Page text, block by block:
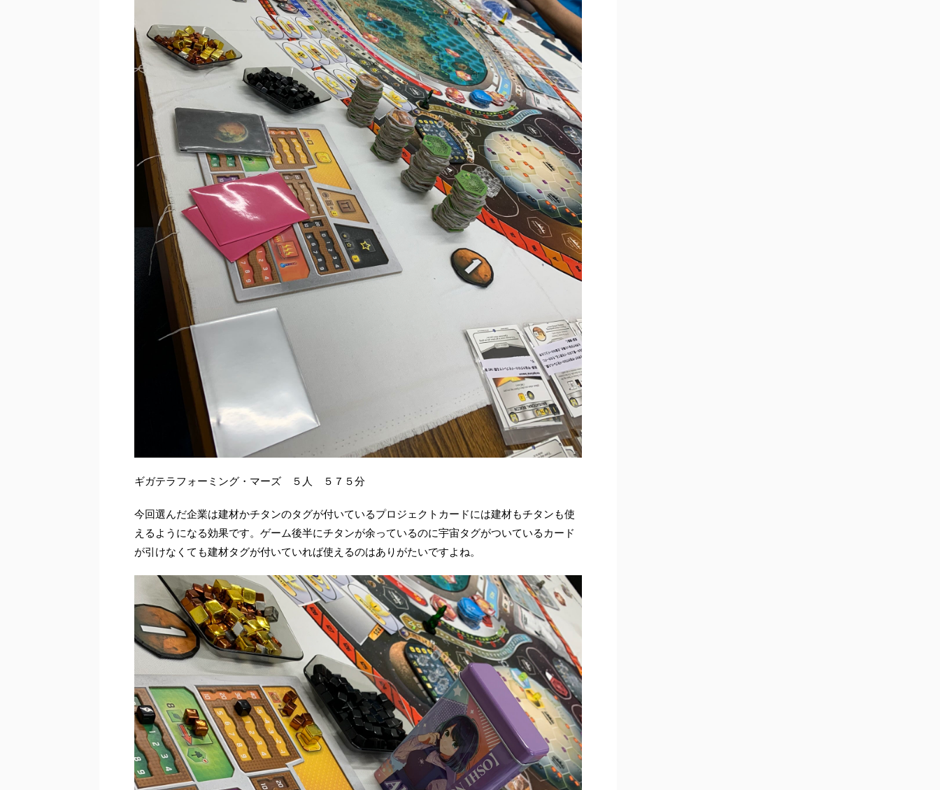
ギガテラフォーミング・マーズ ５人 ５７５分
今回選んだ企業は建材かチタンのタグが付いているプロジェクトカードには建材もチタンも使
えるようになる効果です。ゲーム後半にチタンが余っているのに宇宙タグがついているカード
が引けなくても建材タグが付いていれば使えるのはありがたいですよね。